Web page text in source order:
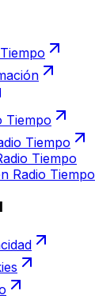
Tiempo
Tiempo
Tiempo
Radio Tiempo